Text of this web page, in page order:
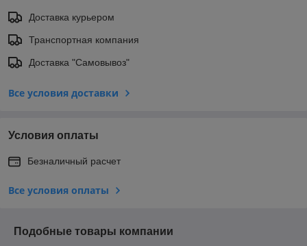
Доставка курьером
Транспортная компания
Доставка "Самовывоз"
Все условия доставки
Условия оплаты
Безналичный расчет
Все условия оплаты
Подобные товары компании